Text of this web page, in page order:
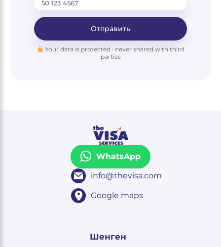
Отправить
Your data is protected · never shared with third
parties
WhatsApp
info@thevisa.com
Google maps
Шенген